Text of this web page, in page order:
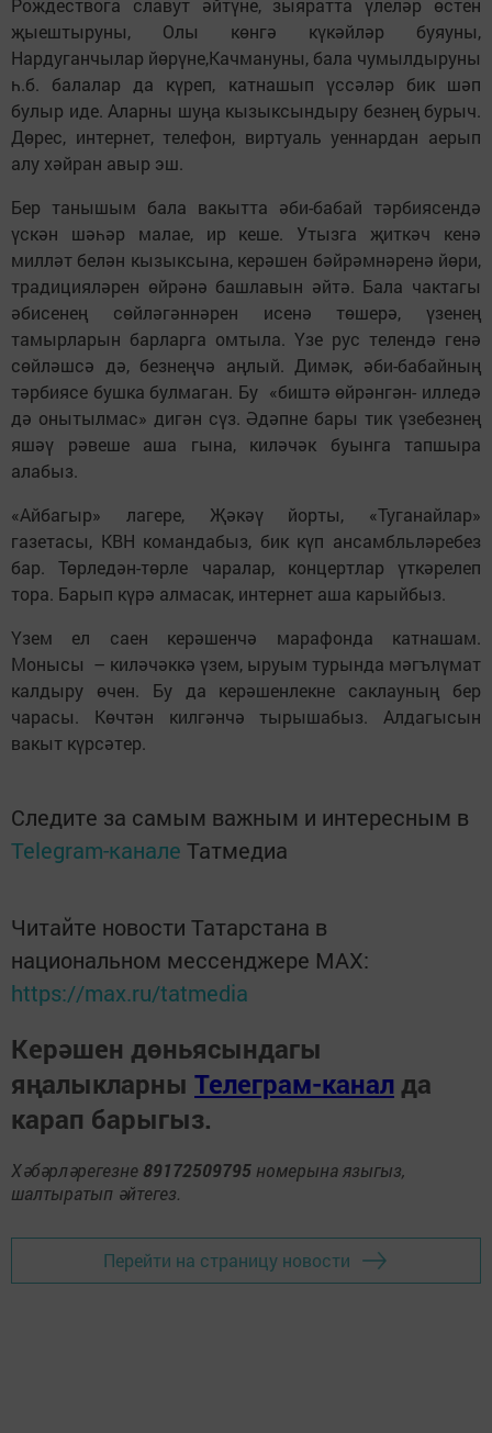
Рождествога славут әйтүне, зыяратта үлеләр өстен
җыештыруны, Олы көнгә күкәйләр буяуны,
Нардуганчылар йөрүне,Качмануны, бала чумылдыруны
һ.б. балалар да күреп, катнашып үссәләр бик шәп
булыр иде. Аларны шуңа кызыксындыру безнең бурыч.
Дөрес, интернет, телефон, виртуаль уеннардан аерып
алу хәйран авыр эш.
Бер танышым бала вакытта әби-бабай тәрбиясендә
үскән шәһәр малае, ир кеше. Утызга җиткәч кенә
милләт белән кызыксына, керәшен бәйрәмнәренә йөри,
традицияләрен өйрәнә башлавын әйтә. Бала чактагы
әбисенең сөйләгәннәрен исенә төшерә, үзенең
тамырларын барларга омтыла. Үзе рус телендә генә
сөйләшсә дә, безнеңчә аңлый. Димәк, әби-бабайның
тәрбиясе бушка булмаган. Бу «биштә өйрәнгән- илледә
дә онытылмас» дигән сүз. Әдәпне бары тик үзебезнең
яшәү рәвеше аша гына, киләчәк буынга тапшыра
алабыз.
«Айбагыр» лагере, Җәкәү йорты, «Туганайлар»
газетасы, КВН командабыз, бик күп ансамбльләребез
бар. Төрледән-төрле чаралар, концертлар үткәрелеп
тора. Барып күрә алмасак, интернет аша карыйбыз.
Үзем ел саен керәшенчә марафонда катнашам.
Монысы – киләчәккә үзем, ыруым турында мәгълүмат
калдыру өчен. Бу да керәшенлекне саклауның бер
чарасы. Көчтән килгәнчә тырышабыз. Алдагысын
вакыт күрсәтер.
Следите за самым важным и интересным в
Telegram-канале Татмедиа
Читайте новости Татарстана в
национальном мессенджере MАХ:
https://max.ru/tatmedia
Керәшен дөньясындагы
яңалыкларны Телеграм-канал да
карап барыгыз.
Хәбәрләрегезне 89172509795 номерына языгыз,
шалтыратып әйтегез.
Перейти на страницу новости